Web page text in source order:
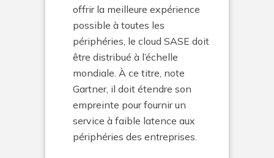
offrir la meilleure expérience
possible à toutes les
périphéries, le cloud SASE doit
être distribué à l’échelle
mondiale. À ce titre, note
Gartner, il doit étendre son
empreinte pour fournir un
service à faible latence aux
périphéries des entreprises.